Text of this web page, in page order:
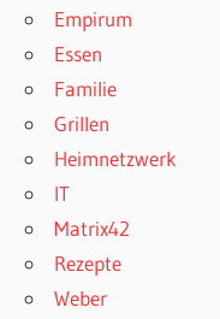
Empirum
Essen
Familie
Grillen
Heimnetzwerk
IT
Matrix42
Rezepte
Weber